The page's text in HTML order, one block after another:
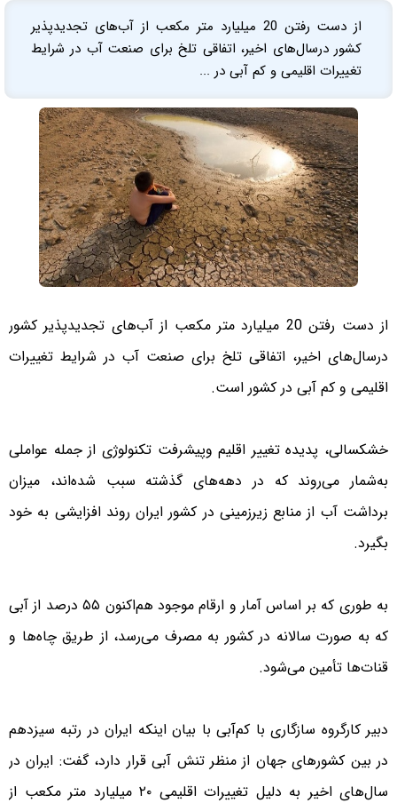
از دست رفتن 20 میلیارد متر مکعب از آب‌های تجدیدپذیر
کشور درسال‌های اخیر، اتفاقی تلخ برای صنعت آب در شرایط
تغییرات اقلیمی و کم آبی در ...
از دست رفتن 20 میلیارد متر مکعب از آب‌های تجدیدپذیر کشور
درسال‌های اخیر، اتفاقی تلخ برای صنعت آب در شرایط تغییرات
اقلیمی و کم آبی در کشور است.
خشکسالی، پدیده تغییر اقلیم وپیشرفت تکنولوژی از جمله عواملی
به‌شمار می‌روند که در دهه‌های گذشته سبب شده‌اند، میزان
برداشت آب از منابع زیرزمینی در کشور ایران روند افزایشی به خود
بگیرد.
به طوری که بر اساس آمار و ارقام موجود هم‌اکنون ۵۵ درصد از آبی
که به صورت سالانه در کشور به مصرف می‌رسد، از طریق چاه‌ها و
قنات‌ها تأمین می‌شود.
دبیر کارگروه سازگاری با کم‌آبی با بیان اینکه ایران در رتبه سیزدهم
در بین کشورهای جهان از منظر تنش آبی قرار دارد، گفت: ایران در
سال‌های اخیر به دلیل تغییرات اقلیمی ۲۰ میلیارد متر مکعب از